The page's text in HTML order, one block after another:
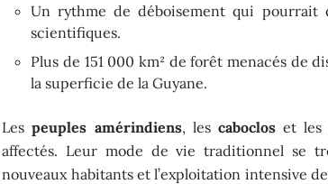
Un rythme de déboisement qui pourrait
scientifiques.
Plus de 151 000 km² de forêt menacés de
la superficie de la Guyane.
Lespeuples amérindiens, les cabocloset les
affectés. Leur mode de vie traditionnel se
nouveaux habitants et l’exploitation intensive